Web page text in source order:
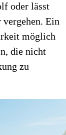
oder lässt
Ein
möglich
die nicht
zu